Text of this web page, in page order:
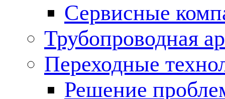
Сервисные
Трубопроводная
Переходные
Решение